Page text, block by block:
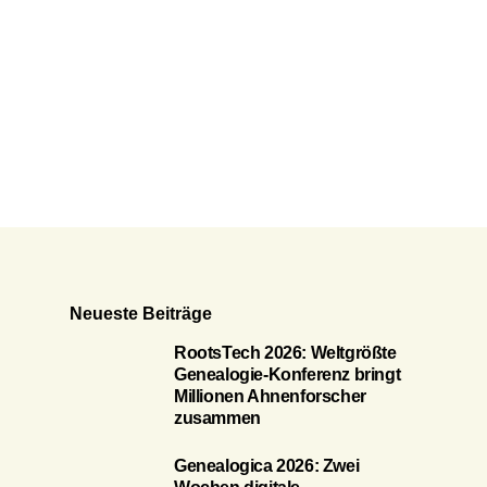
Neueste Beiträge
RootsTech 2026: Weltgrößte
Genealogie-Konferenz bringt
Millionen Ahnenforscher
zusammen
Genealogica 2026: Zwei